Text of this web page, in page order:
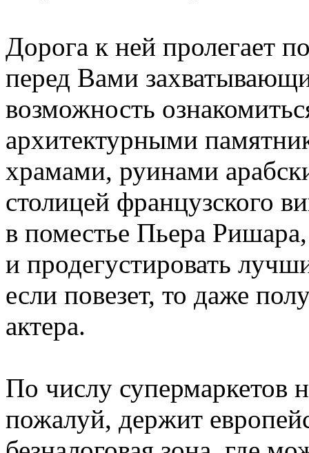
Дорога к ней пролегает
перед Вами
возможность
архитектурными
храмами, руинами
столицей французского
в поместье Пьера
и продегустировать
если повезет, то даже
актера.
По числу супермаркетов
пожалуй, держит